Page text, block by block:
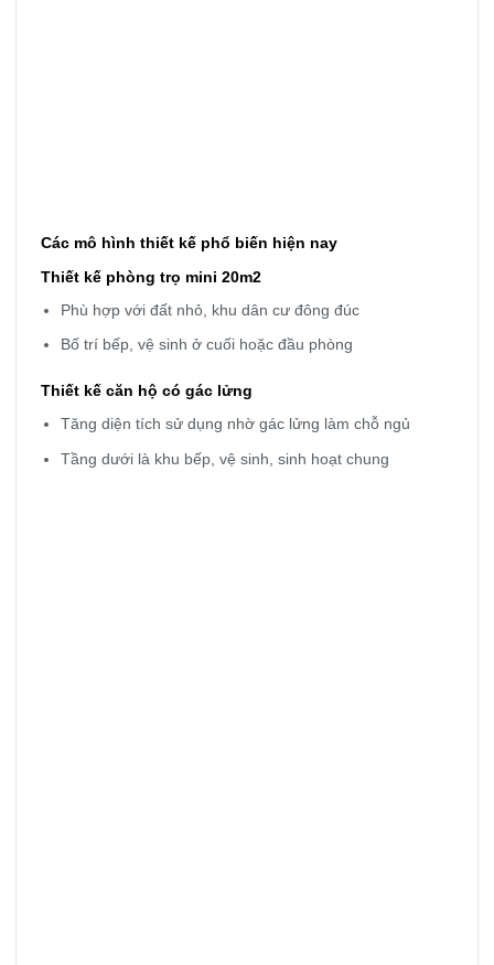
Các mô hình thiết kế phổ biến hiện nay
Thiết kế phòng trọ mini 20m2
Phù hợp với đất nhỏ, khu dân cư đông đúc
Bố trí bếp, vệ sinh ở cuối hoặc đầu phòng
Thiết kế căn hộ có gác lửng
Tăng diện tích sử dụng nhờ gác lửng làm chỗ ngủ
Tầng dưới là khu bếp, vệ sinh, sinh hoạt chung